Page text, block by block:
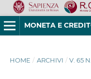
MONETA E
HOME / ARCHIVI / V. 65